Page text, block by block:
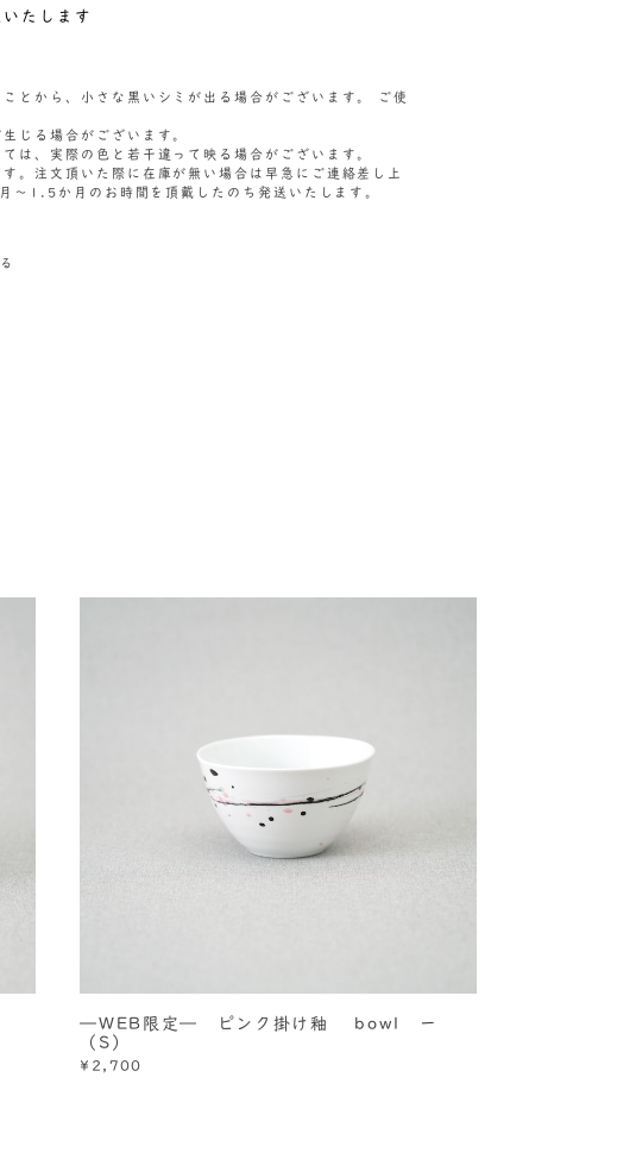
たします
とから、小さな黒いシミが出る場合がございます。 ご使
じる場合がございます。
は、実際の色と若干違って映る場合がございます。
。注文頂いた際に在庫が無い場合は早急にご連絡差し上
～1.5か月のお時間を頂戴したのち発送いたします。
―WEB限定― ピンク掛け釉 bowl ー
（S）
¥2,700